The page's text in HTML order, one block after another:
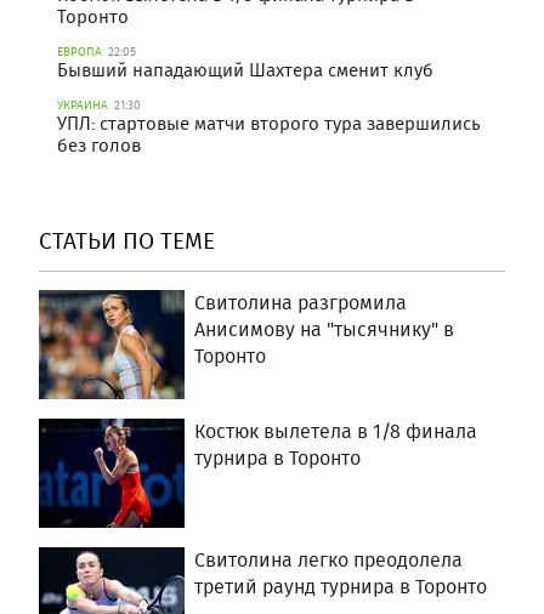
Торонто
ЕВРОПА 22:05
Бывший нападающий Шахтера сменит клуб
УКРАИНА 21:30
УПЛ: стартовые матчи второго тура завершились
без голов
СТАТЬИ ПО ТЕМЕ
Свитолина разгромила
Анисимову на "тысячнику" в
Торонто
Костюк вылетела в 1/8 финала
турнира в Торонто
Свитолина легко преодолела
третий раунд турнира в Торонто